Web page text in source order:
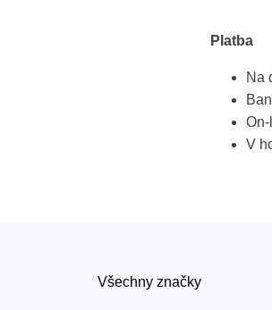
Platba
Na
V
Všechny značky